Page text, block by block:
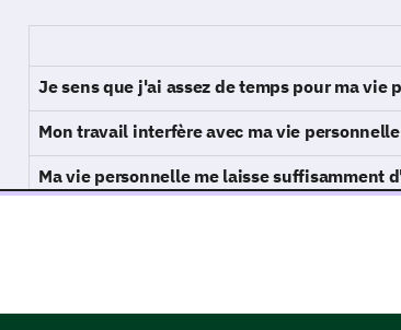
Je sens que j'ai assez de temps pour ma vie
Mon travail interfère avec ma vie
Ma vie personnelle me laisse suffisamment